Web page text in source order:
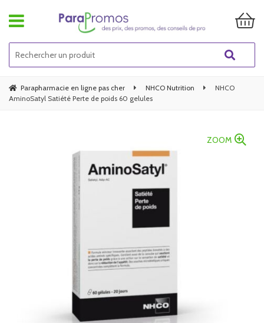
Parapharmacie en ligne pas cher NHCO Nutrition
NHCO
AminoSatyl Satiété Perte de poids 60 gelules
ZOOM